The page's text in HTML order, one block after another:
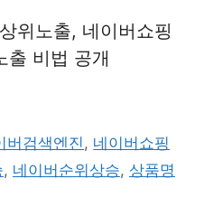
위노출, 네이버쇼핑
출 비법 공개
버검색엔진, 네이버쇼핑
, 네이버순위상승, 상품명